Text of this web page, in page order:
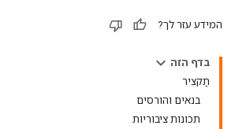
המידע עזר לך?
בדף הזה
תַקצִיר
בנאים והורסים
תכונות ציבוריות